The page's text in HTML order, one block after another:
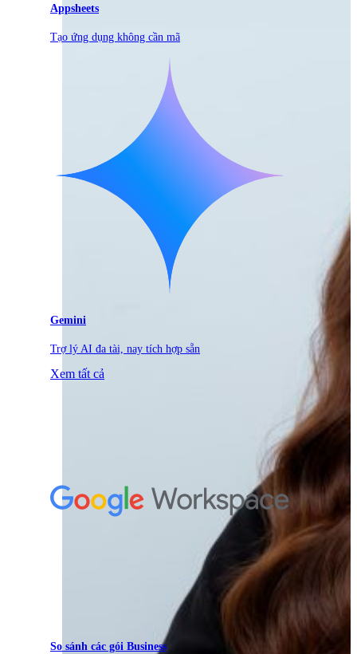
Appsheets
Tạo ứng dụng không cần mã
Gemini
Trợ lý AI đa tài, nay tích hợp sẵn
Xem tất cả
So sánh các gói Business